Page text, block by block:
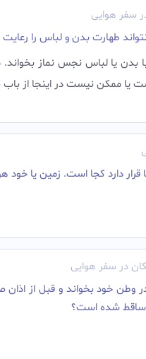
سفر هوایی
طهارت بدن و لباس را
بدن يا لباس نجس نماز
یا ممکن نیست در اينجا از
دارد کجا است. زمین یا خود
در سفر هوایی
وطن خود بخواند و قبل از اذان
ساقط شده است؟